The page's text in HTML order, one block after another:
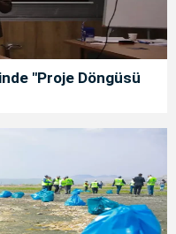
"Proje Döngüsü